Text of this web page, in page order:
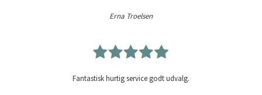
Erna Troelsen
Fantastisk hurtig service godt udvalg.